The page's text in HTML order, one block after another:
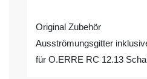
Original Zubehör
Ausströmungsgitter
für O.ERRE RC 12.13